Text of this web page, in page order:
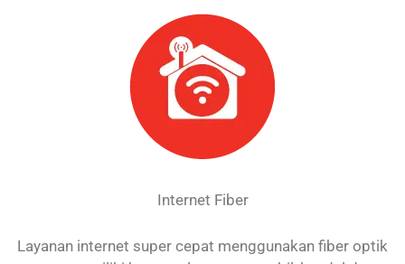
Internet Fiber
Layanan internet super cepat menggunakan fiber optik